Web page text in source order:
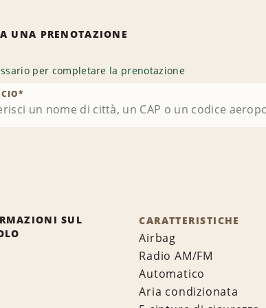
UNA PRENOTAZIONE
per completare la prenotazione
*
SUL
CARATTERISTICHE
Airbag
Radio AM/FM
Automatico
Aria condizionata